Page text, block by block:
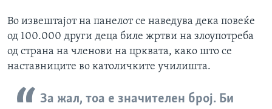
Во извештајот на панелот се наведува дека повеќе
од 100.000 други деца биле жртви на злоупотреба
од страна на членови на црквата, како што се
наставниците во католичките училишта.
За жал, тоа е значителен број. Би